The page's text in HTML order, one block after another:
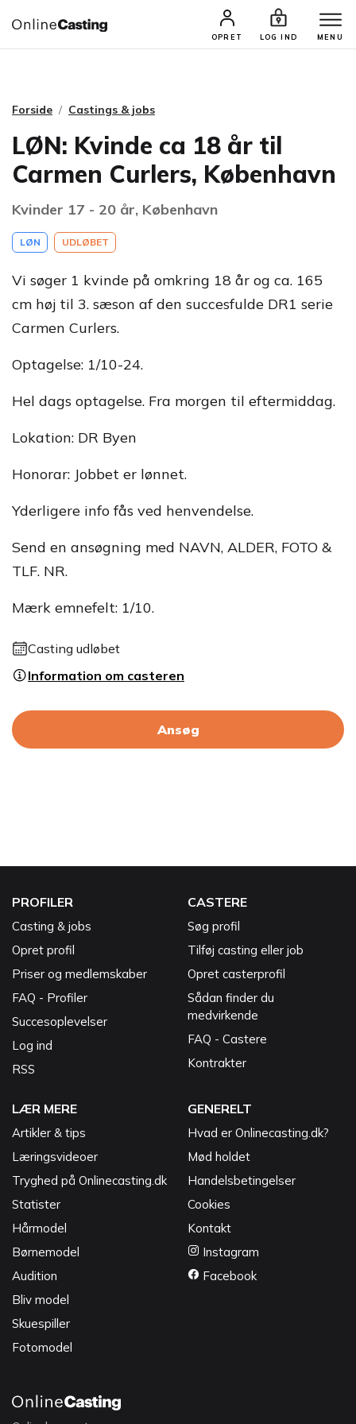
OPRET LOG IND MENU
CASTINGS & JOBS SØG PROFIL
Forside Castings & jobs
LØN: Kvinde ca 18 år til
Carmen Curlers, København
Kvinder 17 - 20 år, København
LØN UDLØBET
Vi søger 1 kvinde på omkring 18 år og ca. 165
cm høj til 3. sæson af den succesfulde DR1 serie
Carmen Curlers.
Optagelse: 1/10-24.
Hel dags optagelse. Fra morgen til eftermiddag.
Lokation: DR Byen
Honorar: Jobbet er lønnet.
Yderligere info fås ved henvendelse.
Send en ansøgning med NAVN, ALDER, FOTO &
TLF. NR.
Mærk emnefelt: 1/10.
Casting udløbet
Information om casteren
Ansøg
PROFILER
Casting & jobs
Opret profil
Priser og medlemskaber
FAQ - Profiler
Succesoplevelser
Log ind
RSS
CASTERE
Søg profil
Tilføj casting eller job
Opret casterprofil
Sådan finder du
medvirkende
FAQ - Castere
Kontrakter
LÆR MERE
Artikler & tips
Læringsvideoer
Tryghed på Onlinecasting.dk
Statister
Hårmodel
Børnemodel
Audition
Bliv model
Skuespiller
Fotomodel
GENERELT
Hvad er Onlinecasting.dk?
Mød holdet
Handelsbetingelser
Cookies
Kontakt
Instagram
Facebook